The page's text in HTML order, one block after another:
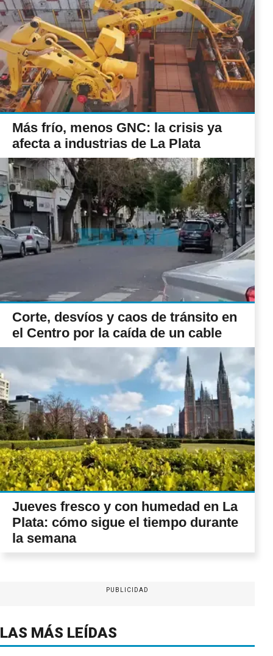
Más frío, menos GNC: la crisis ya
afecta a industrias de La Plata
Corte, desvíos y caos de tránsito en
el Centro por la caída de un cable
Jueves fresco y con humedad en La
Plata: cómo sigue el tiempo durante
la semana
PUBLICIDAD
LAS MÁS LEÍDAS